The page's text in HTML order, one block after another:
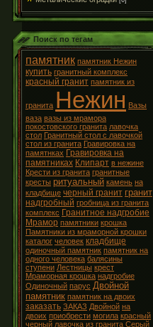
Поиск по тегам
памятник памятник Нежин
купить гранитный комплекс
красный гранит памятник из
гранита Нежин Вазы
ваза вазы из мрамора
покостовского гранита лавочка
стол Гранитный стол с лавочкой
стол из гранита Гравировка на
памятнках Гравировка на
памятниках Клипарт в нежине
Крести из гранита гранитные
кресты ритуальный камень на
кладбище черный гранит гранит
надгробный гробница из гранита
комплекс Гранитное надгробие
Мрамор памятники крошка
Памятники из мраморной крошки
каталог человек кладбище
одиночный памятник памятник на
одного человека балясины
ступени Лестницы крест
Мраморная крошка надгробие
Одиночный парус Двойной
памятник памятник на двоих
заказать ЗАКАЗ Двойной на
двоих приобрести могила красный
черный лавочка из гранита Серый